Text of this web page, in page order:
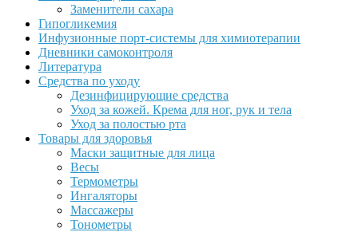
Заменители сахара
Гипогликемия
Инфузионные порт-системы для химиотерапии
Дневники самоконтроля
Литература
Средства по уходу
Дезинфицирующие средства
Уход за кожей. Крема для ног, рук и тела
Уход за полостью рта
Товары для здоровья
Маски защитные для лица
Весы
Термометры
Ингаляторы
Массажеры
Тонометры